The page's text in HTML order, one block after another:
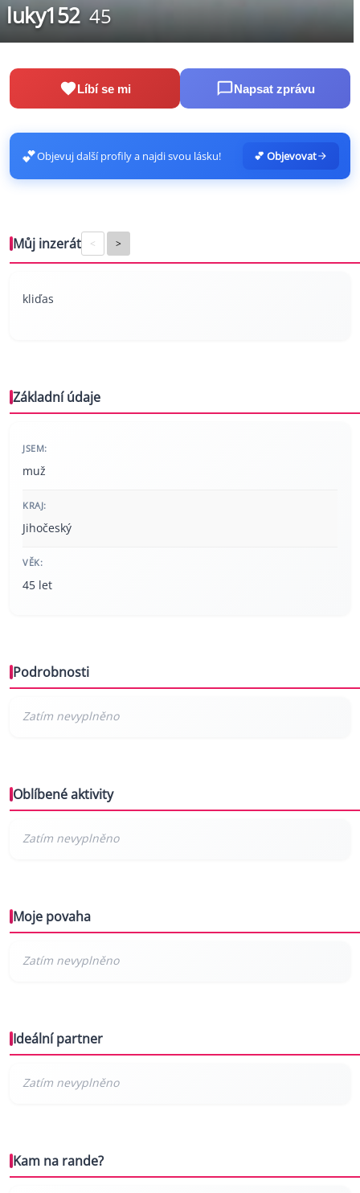
luky152 45
Líbí se mi Napsat zprávu
💕Objevuj další profily a najdi svou lásku! 💕 Objevovat
Můj inzerát < >
kliďas
Základní údaje
JSEM:
muž
KRAJ:
Jihočeský
VĚK:
45 let
Podrobnosti
Oblíbené aktivity
Moje povaha
Ideální partner
Kam na rande?